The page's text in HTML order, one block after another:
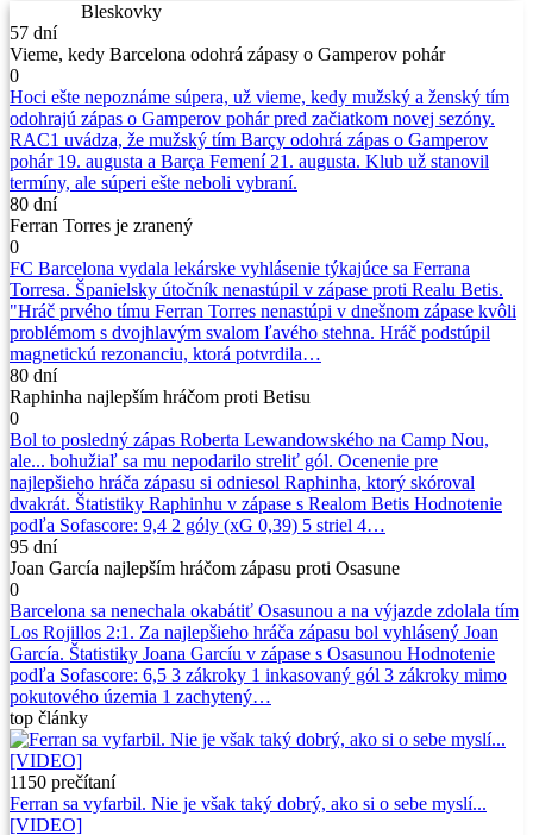
Bleskovky
57 dní
Vieme, kedy Barcelona odohrá zápasy o Gamperov pohár
0
Hoci ešte nepoznáme súpera, už vieme, kedy mužský a ženský tím
odohrajú zápas o Gamperov pohár pred začiatkom novej sezóny.
RAC1 uvádza, že mužský tím Barçy odohrá zápas o Gamperov
pohár 19. augusta a Barça Femení 21. augusta. Klub už stanovil
termíny, ale súperi ešte neboli vybraní.
80 dní
Ferran Torres je zranený
0
FC Barcelona vydala lekárske vyhlásenie týkajúce sa Ferrana
Torresa. Španielsky útočník nenastúpil v zápase proti Realu Betis.
"Hráč prvého tímu Ferran Torres nenastúpi v dnešnom zápase kvôli
problémom s dvojhlavým svalom ľavého stehna. Hráč podstúpil
magnetickú rezonanciu, ktorá potvrdila…
80 dní
Raphinha najlepším hráčom proti Betisu
0
Bol to posledný zápas Roberta Lewandowského na Camp Nou,
ale... bohužiaľ sa mu nepodarilo streliť gól. Ocenenie pre
najlepšieho hráča zápasu si odniesol Raphinha, ktorý skóroval
dvakrát. Štatistiky Raphinhu v zápase s Realom Betis Hodnotenie
podľa Sofascore: 9,4 2 góly (xG 0,39) 5 striel 4…
95 dní
Joan García najlepším hráčom zápasu proti Osasune
0
Barcelona sa nenechala okabátiť Osasunou a na výjazde zdolala tím
Los Rojillos 2:1. Za najlepšieho hráča zápasu bol vyhlásený Joan
García. Štatistiky Joana Garcíu v zápase s Osasunou Hodnotenie
podľa Sofascore: 6,5 3 zákroky 1 inkasovaný gól 3 zákroky mimo
pokutového územia 1 zachytený…
top články
1150 prečítaní
Ferran sa vyfarbil. Nie je však taký dobrý, ako si o sebe myslí...
[VIDEO]